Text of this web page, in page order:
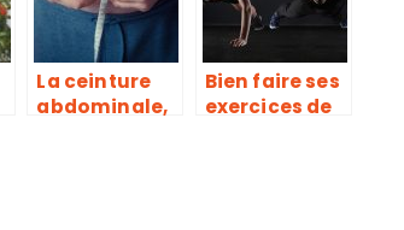
qui se calme ?
déstockage
des graisses
La ceinture
abdominale,
Bien faire ses
exercices de